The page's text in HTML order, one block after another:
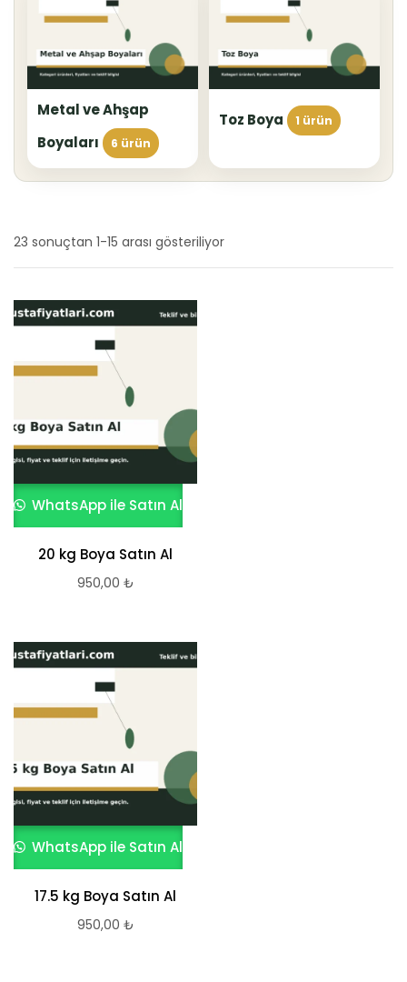
Metal ve Ahşap
Boyaları
6 ürün
Toz Boya 1 ürün
23 sonuçtan 1-15 arası gösteriliyor
yeniye
WhatsApp ile Satın Al
20 kg Boya Satın Al
950,00 ₺
WhatsApp ile Satın Al
17.5 kg Boya Satın Al
950,00 ₺